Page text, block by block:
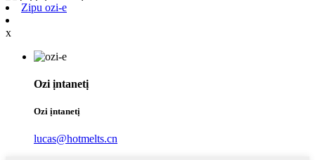
Zipu ozi-e
x
Ozi ịntanetị
Ozi ịntanetị
lucas@hotmelts.cn